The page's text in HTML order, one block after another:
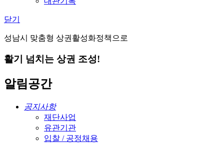
닫기
성남시 맞춤형 상권활성화정책으로
활기 넘치는 상권 조성!
알림공간
공지사항
재단사업
유관기관
입찰 / 공정채용